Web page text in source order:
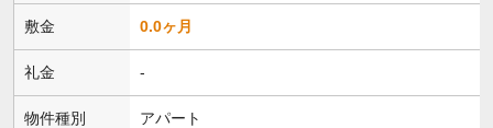
敷金 0.0ヶ月
礼金 -
物件種別 アパート